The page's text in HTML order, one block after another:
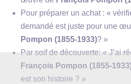
Pour préparer un achat : «
demandé est juste pour une
Pompon (1855-1933)? »
Par soif de découverte: « J’ai
François Pompon (1855-
est son histoire ? »